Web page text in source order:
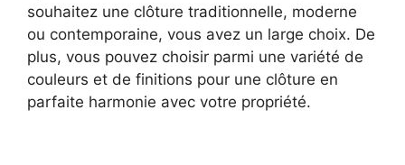
souhaitez une clôture traditionnelle, moderne
ou contemporaine, vous avez un large choix. De
plus, vous pouvez choisir parmi une variété de
couleurs et de finitions pour une clôture en
parfaite harmonie avec votre propriété.